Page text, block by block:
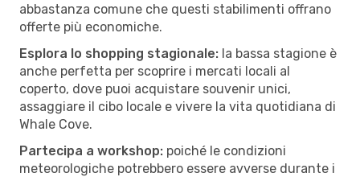
abbastanza comune che questi stabilimenti offrano
offerte più economiche.
Esplora lo shopping stagionale: la bassa stagione è
anche perfetta per scoprire i mercati locali al
coperto, dove puoi acquistare souvenir unici,
assaggiare il cibo locale e vivere la vita quotidiana di
Whale Cove.
Partecipa a workshop: poiché le condizioni
meteorologiche potrebbero essere avverse durante i